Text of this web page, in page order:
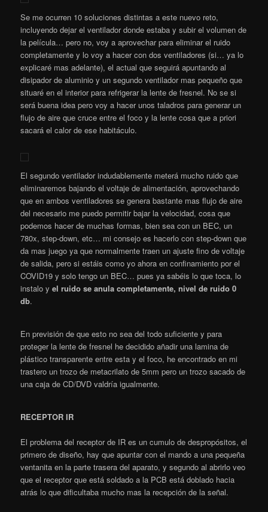
Se me ocurren 10 soluciones distintas a este nuevo reto,
incluyendo dejar el ventilador donde estaba y subir el volumen de
la película… pero no, voy a aprovechar para eliminar el ruido
completamente y lo voy a hacer con dos ventiladores (si… ya lo
explicaré mas adelante), el actual que seguirá apuntando al
disipador de aluminio y un segundo ventilador mas pequeño que
situaré en el interior para refrigerar la lente de fresnel. No se si
será buena idea pero voy a hacer unos taladros para generar un
flujo de aire que cruce entre el foco y la lente cosa que a priori
sacará el calor de ese habitáculo.
El segundo ventilador indudablemente meterá mucho ruido que
eliminaremos bajando el voltaje de alimentación, aprovechando
que en ambos ventiladores se genera bastante mas flujo de aire
del necesario me puedo permitir bajar la velocidad, cosa que
podemos hacer de muchas formas, bien sea con un BEC, un
780x, step-down, etc… mi consejo es hacerlo con step-down que
da mas juego ya que normalmente traen un ajuste fino de voltaje
de salida, pero si estáis como yo ahora en confinamiento por el
COVID19 y solo tengo un BEC… pues ya sabéis lo que toca, lo
instalo yel ruido se anula completamente, nivel de ruido 0
db.
En previsión de que esto no sea del todo suficiente y para
proteger la lente de fresnel he decidido añadir una lamina de
plástico transparente entre esta y el foco, he encontrado en mi
trastero un trozo de metacrilato de 5mm pero un trozo sacado de
una caja de CD/DVD valdría igualmente.
RECEPTOR IR
El problema del receptor de IR es un cumulo de despropósitos, el
primero de diseño, hay que apuntar con el mando a una pequeña
ventanita en la parte trasera del aparato, y segundo al abrirlo veo
que el receptor que está soldado a la PCB está doblado hacia
atrás lo que dificultaba mucho mas la recepción de la señal.